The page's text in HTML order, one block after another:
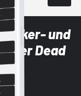
und
der Dead